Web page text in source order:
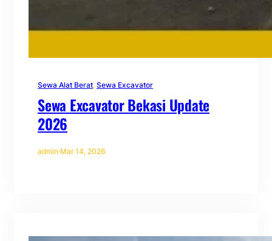
Sewa Alat Berat, Sewa Excavator
Sewa Excavator Bekasi Update
2026
admin·Mar 14, 2026